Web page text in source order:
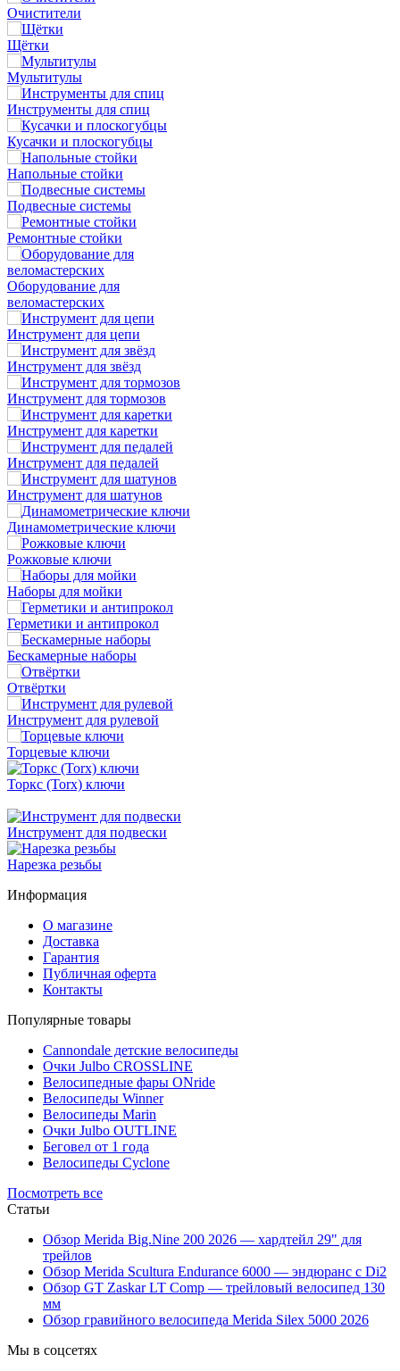
Очистители
Щётки
Мультитулы
Инструменты для спиц
Кусачки и плоскогубцы
Напольные стойки
Подвесные системы
Ремонтные стойки
Оборудование для
веломастерских
Инструмент для цепи
Инструмент для звёзд
Инструмент для тормозов
Инструмент для каретки
Инструмент для педалей
Инструмент для шатунов
Динамометрические ключи
Рожковые ключи
Наборы для мойки
Герметики и антипрокол
Бескамерные наборы
Отвёртки
Инструмент для рулевой
Торцевые ключи
Торкс (Torx) ключи
Инструмент для подвески
Нарезка резьбы
Информация
О магазине
Доставка
Гарантия
Публичная оферта
Контакты
Популярные товары
Cannondale детские велосипеды
Очки Julbo CROSSLINE
Велосипедные фары ONride
Велосипеды Winner
Велосипеды Marin
Очки Julbo OUTLINE
Беговел от 1 года
Велосипеды Cyclone
Посмотреть все
Статьи
Обзор Merida Big.Nine 200 2026 — хардтейл 29" для
трейлов
Обзор Merida Scultura Endurance 6000 — эндюранс с Di2
Обзор GT Zaskar LT Comp — трейловый велосипед 130
мм
Обзор гравийного велосипеда Merida Silex 5000 2026
Мы в соцсетях